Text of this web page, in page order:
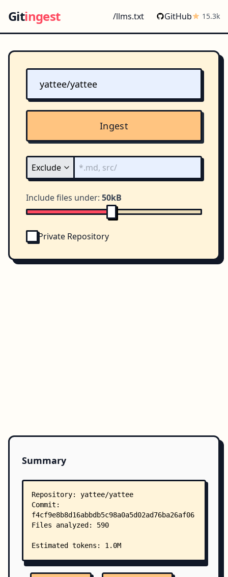
Gitingest /llms.txt GitHub 15.3k
Ingest
Include files under: 50kB
Private Repository
Summary